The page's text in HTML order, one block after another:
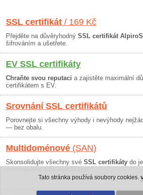
SSL certifikát / 169 Kč
Přejděte na důvěryhodný SSL certifikát
šifrováním a ušetřete.
EV SSL certifikáty
Chraňte svou reputaci a zajistěte maximální
certifikátem s EV.
Srovnání SSL certifikátů
Porovnejte si všechny výhody i nevýhody
— bez obalu.
Multidoménové (SAN)
Skonsolidujte všechny své SSL certifikáty do
Tato stránka používá soubory cookies.